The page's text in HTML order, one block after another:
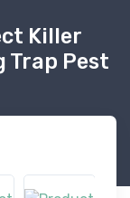
Killer
Trap Pest